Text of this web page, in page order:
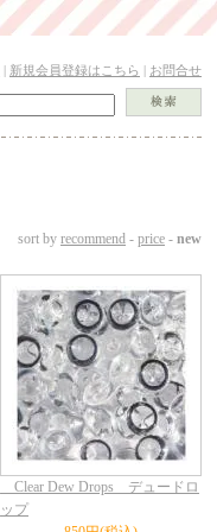
| 新規会員登録はこちら | お問合せ
sort by recommend - price - new
Clear Dew Drops デュードロ
ップ